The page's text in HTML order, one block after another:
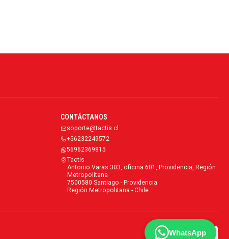
CONTÁCTANOS
soporte@tactis.cl
+56232249572
56962369815
Tactis
Antonio Varas 303, oficina 601, Providencia, Región
Metropolitana
7500580 Santiago - Providencia
Región Metropolitana - Chile
WhatsApp